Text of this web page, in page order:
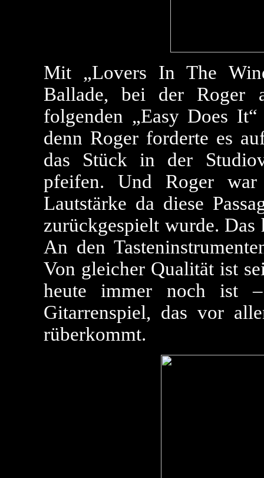
Mit „Lovers In The
Ballade, bei der Roger
folgenden „Easy Does
denn Roger forderte es
das Stück in der
pfeifen. Und Roger
Lautstärke da diese
zurückgespielt wurde. Das
An den
Von gleicher Qualität ist
heute immer noch ist
Gitarrenspiel, das vor
rüberkommt.